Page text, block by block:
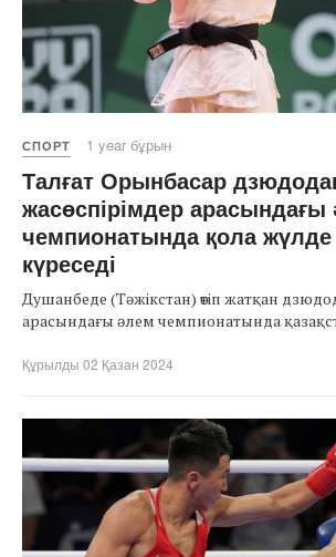
СПОРТ 1 year бұрын
Талғат Орынбасар
жасөспірімдер арасындағы
чемпионатында қола жүлде
күреседі
Душанбеде (Тәжікстан) өтіп жатқан
арасындағы әлем чемпионатында
Құрылды 02 Қазан 2024